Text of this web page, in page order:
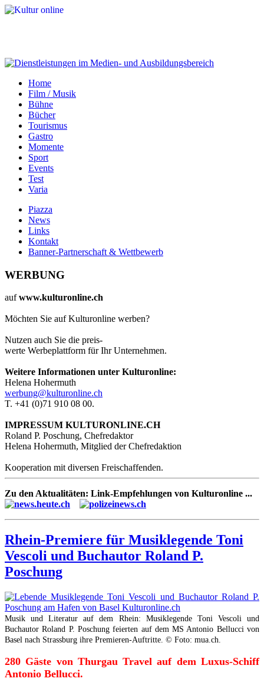
Home
Film / Musik
Bühne
Bücher
Tourismus
Gastro
Momente
Sport
Events
Test
Varia
Piazza
News
Links
Kontakt
Banner-Partnerschaft & Wettbewerb
WERBUNG
aufwww.kulturonline.ch
Möchten Sie auf Kulturonline werben?
Nutzen auch Sie die preis-
werte Werbeplattform für Ihr Unternehmen.
Weitere Informationen unter Kulturonline:
Helena Hohermuth
werbung@kulturonline.ch
T. +41 (0)71 910 08 00.
IMPRESSUM KULTURONLINE.CH
Roland P. Poschung, Chefredaktor
Helena Hohermuth, Mitglied der Chefredaktion
Kooperation mit diversen Freischaffenden.
Zu den Aktualitäten: Link-Empfehlungen von Kulturonline ...
Rhein-Premiere für Musiklegende Toni
Vescoli und Buchautor Roland P.
Poschung
Musik und Literatur auf dem Rhein: Musiklegende Toni Vescoli und
Buchautor Roland P. Poschung feierten auf dem MS Antonio Bellucci von
Basel nach Strassburg ihre Premieren-Auftritte. © Foto: mua.ch.
280 Gäste von Thurgau Travel auf dem Luxus-Schiff
Antonio Bellucci.